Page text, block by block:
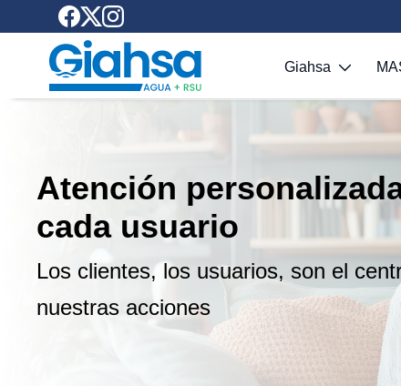
Saltar al contenido principal
Giahsa
Atención
cada usuario
Los clientes, los usuarios, son el
nuestras acciones